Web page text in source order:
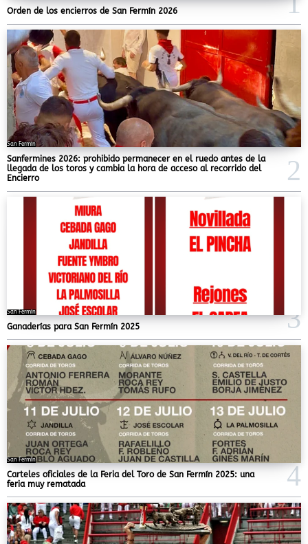
Orden de los encierros de San Fermín 2026
San Fermín
Sanfermines 2026: prohibido permanecer en el ruedo antes de la
llegada de los toros y cambia la hora de acceso al recorrido del
Encierro
San Fermín
Ganaderías para San Fermín 2025
San Fermín
Carteles oficiales de la Feria del Toro de San Fermín 2025: una
feria muy rematada